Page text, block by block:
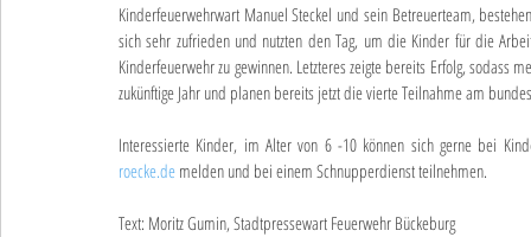
Kinderfeuerwehrwart Manuel Steckel und sein Betreuerteam,
sich sehr zufrieden und nutzten den Tag, um die Kinder für die
Kinderfeuerwehr zu gewinnen. Letzteres zeigte bereits Erfolg, sodass
zukünftige Jahr und planen bereits jetzt die vierte Teilnahme am
Interessierte Kinder, im Alter von 6 -10 können sich gerne bei
roecke.de melden und bei einem Schnupperdienst teilnehmen.
Text: Moritz Gumin, Stadtpressewart Feuerwehr Bückeburg